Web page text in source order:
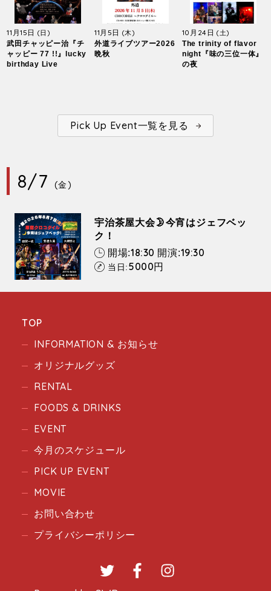
11月15日 (日)
武田チャッピー治『チ
ャッピー 77 !!』lucky
birthday Live
11月5日 (木)
外道ライブツアー2026
晩秋
10月24日 (土)
The trinity of flavor
night『味の三位一体』
の夜
Pick Up Event一覧を見る
8/7 (金)
宇治茶屋大会🌛今宵はジェフベッ
ク！
開場:18:30 開演:19:30
当日:5000円
TOP
INFORMATION & お知らせ
オリジナルグッズ
RENTAL
FOODS & DRINKS
EVENT
今月のスケジュール
PICK UP EVENT
MOVIE
お問い合わせ
プライバシーポリシー
Twitter Facebook